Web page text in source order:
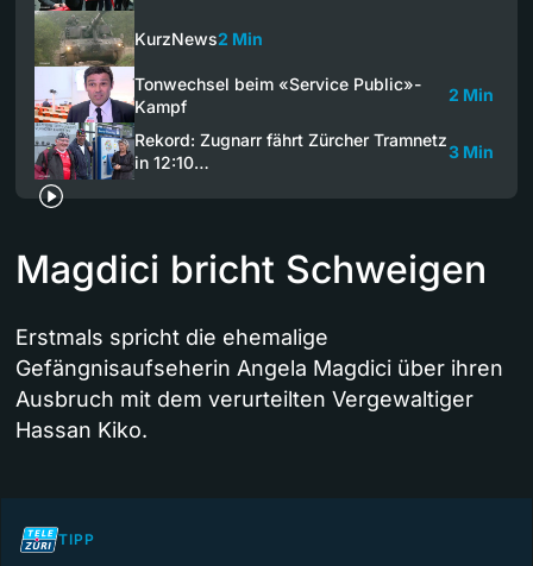
KurzNews2 Min
Tonwechsel beim «Service Public»-
Kampf
2 Min
Rekord: Zugnarr fährt Zürcher Tramnetz
in 12:10…
3 Min
Magdici bricht Schweigen
Erstmals spricht die ehemalige
Gefängnisaufseherin Angela Magdici über ihren
Ausbruch mit dem verurteilten Vergewaltiger
Hassan Kiko.
TIPP